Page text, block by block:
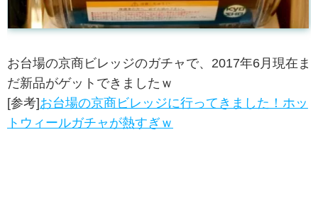
お台場の京商ビレッジのガチャで、2017年6月現在ま
だ新品がゲットできましたｗ
[参考]お台場の京商ビレッジに行ってきました！ホッ
トウィールガチャが熱すぎｗ